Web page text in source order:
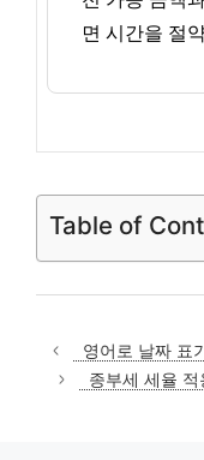
면 시간을 절
Table of
영어로 날짜 표
종부세 세율